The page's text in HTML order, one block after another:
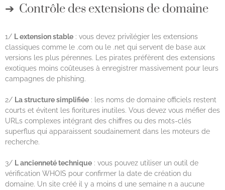
Contrôle des extensions de domaine
1/ L extension stable : vous devez privilégier les extensions
classiques comme le .com ou le .net qui servent de base aux
versions les plus pérennes. Les pirates préfèrent des extensions
exotiques moins coûteuses à enregistrer massivement pour leurs
campagnes de phishing.
2/ La structure simplifiée : les noms de domaine officiels restent
courts et évitent les fioritures inutiles. Vous devez vous méfier des
URLs complexes intégrant des chiffres ou des mots-clés
superflus qui apparaissent soudainement dans les moteurs de
recherche.
3/ L ancienneté technique : vous pouvez utiliser un outil de
vérification WHOIS pour confirmer la date de création du
domaine. Un site créé il y a moins d une semaine n a aucune